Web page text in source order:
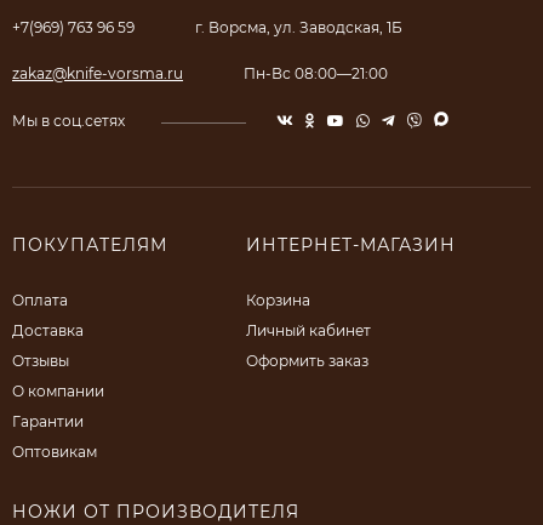
+7(969) 763 96 59 г. Ворсма, ул. Заводская, 1Б
zakaz@knife-vorsma.ru Пн-Вс 08:00—21:00
Мы в соц.сетях
ПОКУПАТЕЛЯМ
Оплата
Доставка
Отзывы
О компании
Гарантии
Оптовикам
ИНТЕРНЕТ-МАГАЗИН
Корзина
Личный кабинет
Оформить заказ
НОЖИ ОТ ПРОИЗВОДИТЕЛЯ